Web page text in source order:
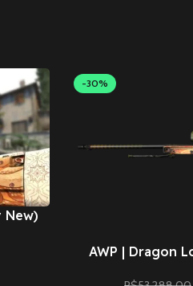
New)
-30%
AWP | Dragon